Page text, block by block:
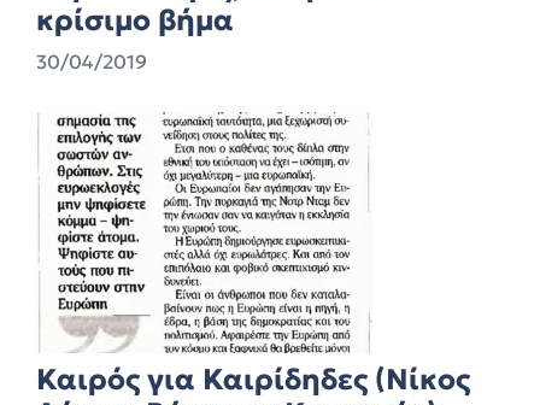
κρίσιμο βήμα
30/04/2019
Καιρός για Καιρίδηδες (Νίκος